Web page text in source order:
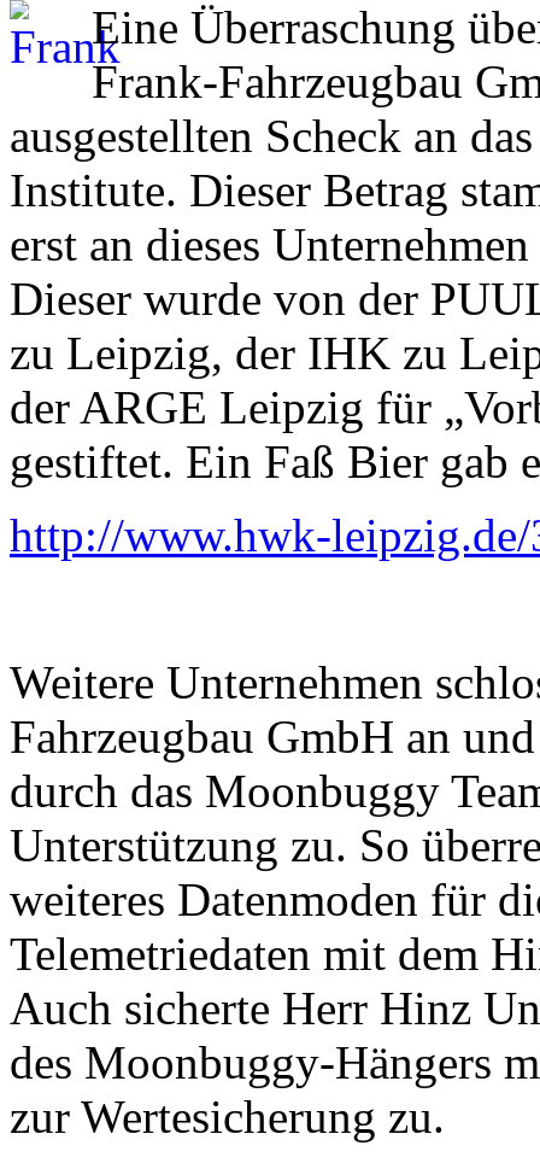
Eine Überraschung
Frank-Fahrzeugbau
ausgestellten Scheck an
Institute. Dieser Betrag
erst an dieses
Dieser wurde von der
zu Leipzig, der IHK zu
der ARGE Leipzig für
gestiftet. Ein Faß Bier gab
http://www.hwk-
Weitere Unternehmen
Fahrzeugbau GmbH an
durch das Moonbuggy
Unterstützung zu. So
weiteres Datenmoden für
Telemetriedaten mit dem
Auch sicherte Herr Hinz
des Moonbuggy-Hängers
zur Wertesicherung zu.